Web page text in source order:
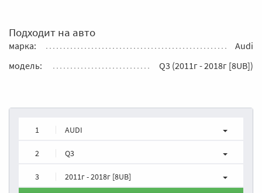
Подходит на авто
марка:
Audi
модель:
Q3 (2011г - 2018г [8UB])
1 AUDI
2 Q3
3 2011г - 2018г [8UB]